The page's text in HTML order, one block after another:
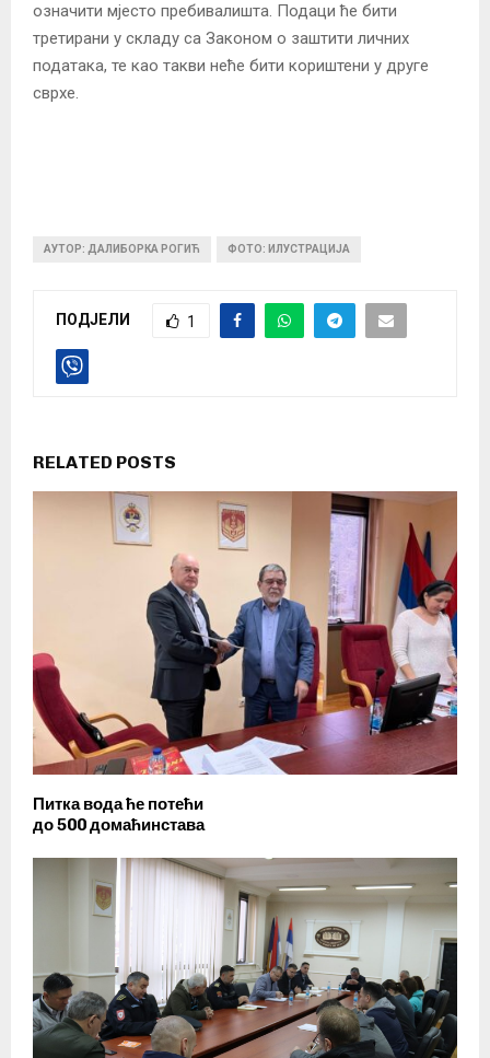
означити мјесто пребивалишта. Подаци ће бити
третирани у складу са Законом о заштити личних
података, те као такви неће бити кориштени у друге
сврхе.
АУТОР: ДАЛИБОРКА РОГИЋ ФОТО: ИЛУСТРАЦИЈА
ПОДЈЕЛИ 1
RELATED POSTS
Питка вода ће потећи
до 500 домаћинстава